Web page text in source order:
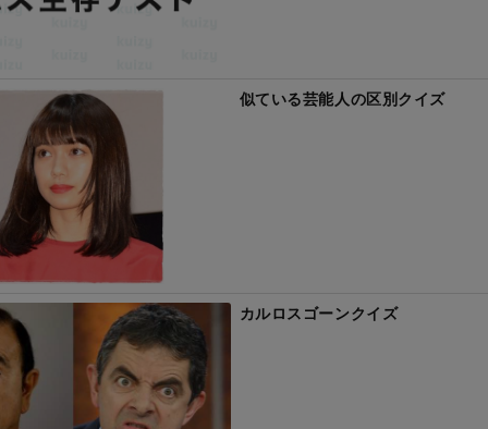
似ている芸能人の区別クイズ
カルロスゴーンクイズ